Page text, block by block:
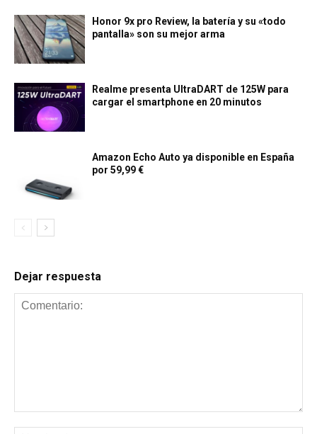
Honor 9x pro Review, la batería y su «todo
pantalla» son su mejor arma
Realme presenta UltraDART de 125W para
cargar el smartphone en 20 minutos
Amazon Echo Auto ya disponible en España
por 59,99 €
Dejar respuesta